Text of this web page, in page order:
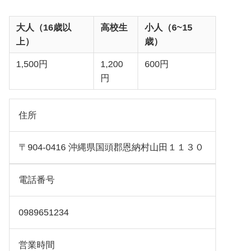
大人（16歳以
上）
高校生
小人（6~15
歳）
1,500円
1,200
円
600円
住所
〒904-0416 沖縄県国頭郡恩納村山田１１３０
電話番号
0989651234
営業時間